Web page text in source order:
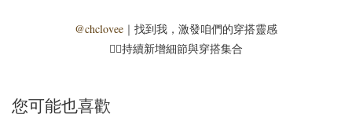
@chclovee ｜找到我，激發咱們的穿搭靈感
☝🏻持續新增細節與穿搭集合
您可能也喜歡